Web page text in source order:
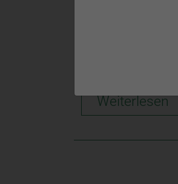
Weiterlesen